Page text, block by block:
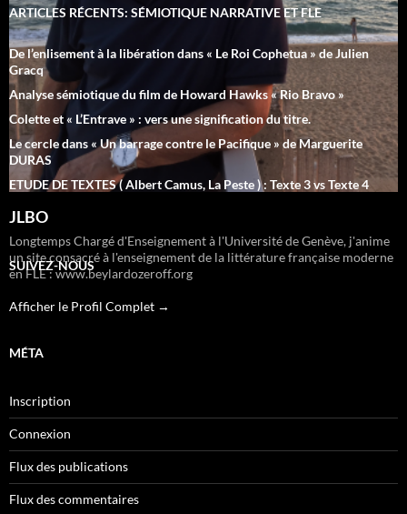
JLBO
Longtemps Chargé d'Enseignement à l'Université de Genève, j'anime
un site consacré à l'enseignement de la littérature française moderne
en FLE : www.beylardozeroff.org
Afficher le Profil Complet →
ARTICLES RÉCENTS: SÉMIOTIQUE NARRATIVE ET FLE
De l’enlisement à la libération dans « Le Roi Cophetua » de Julien
Gracq
Analyse sémiotique du film de Howard Hawks « Rio Bravo »
Colette et « L’Entrave » : vers une signification du titre.
Le cercle dans « Un barrage contre le Pacifique » de Marguerite
DURAS
ETUDE DE TEXTES ( Albert Camus, La Peste ) : Texte 3 vs Texte 4
SUIVEZ-NOUS
MÉTA
Inscription
Connexion
Flux des publications
Flux des commentaires